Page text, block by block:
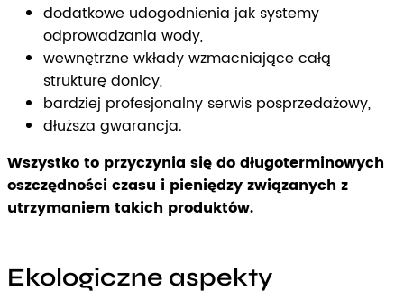
dodatkowe udogodnienia jak systemy
odprowadzania wody,
wewnętrzne wkłady wzmacniające całą
strukturę donicy,
bardziej profesjonalny serwis posprzedażowy,
dłuższa gwarancja.
Wszystko to przyczynia się do długoterminowych
oszczędności czasu i pieniędzy związanych z
utrzymaniem takich produktów.
Ekologiczne aspekty